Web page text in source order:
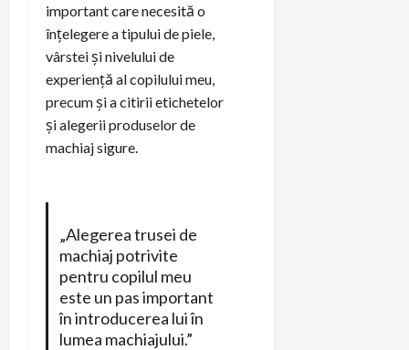
important care necesită o
înțelegere a tipului de piele,
vârstei și nivelului de
experiență al copilului meu,
precum și a citirii etichetelor
și alegerii produselor de
machiaj sigure.
„Alegerea trusei de
machiaj potrivite
pentru copilul meu
este un pas important
în introducerea lui în
lumea machiajului.”